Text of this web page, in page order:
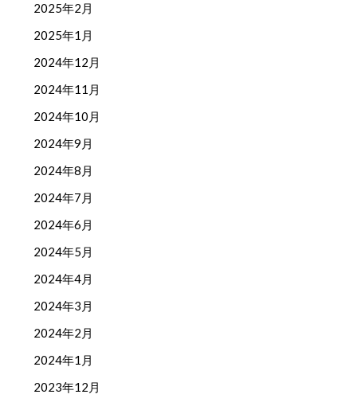
2025年2月
2025年1月
2024年12月
2024年11月
2024年10月
2024年9月
2024年8月
2024年7月
2024年6月
2024年5月
2024年4月
2024年3月
2024年2月
2024年1月
2023年12月